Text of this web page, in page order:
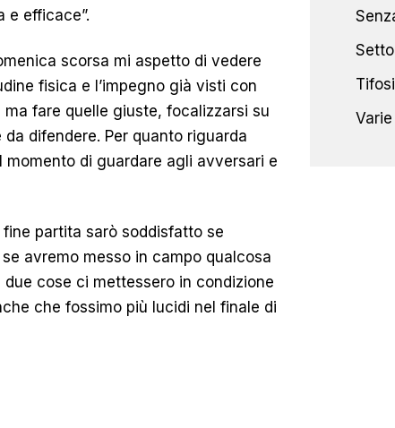
e efficace”.
scorsa mi aspetto di vedere
fisica e l’impegno già visti con
fare quelle giuste, focalizzarsi su
difendere. Per quanto riguarda
di guardare agli avversari e
partita sarò soddisfatto se
avremo messo in campo qualcosa
cose ci mettessero in condizione
che fossimo più lucidi nel finale di
Tifosi
Varie